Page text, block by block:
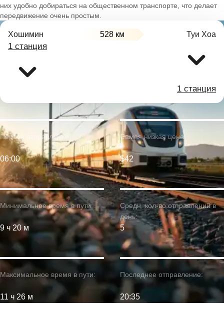
них удобно добираться на общественном транспорте, что делает
передвижение очень простым.
Хошимин 528 км Туи Хоа
1 станция
1 станция
Минимальное время в пути:
9 ч 20 м
Первое отправление:
06:00
Максимальное время в пути:
11 ч 26 м
Самая низкая цена:
$42
Средн. кол-во отправлений в
день:
5
Последнее отправление:
20:35